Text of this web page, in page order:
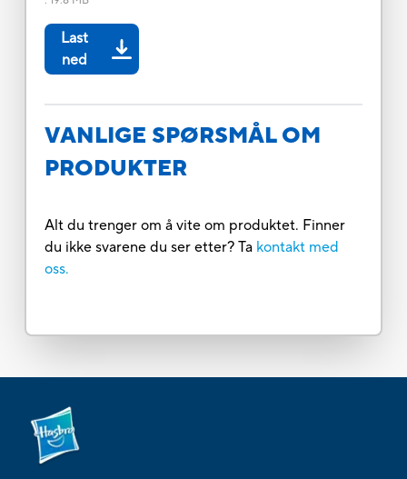
Last
ned
VANLIGE SPØRSMÅL OM
PRODUKTER
Alt du trenger om å vite om produktet. Finner
du ikke svarene du ser etter? Ta kontakt med
oss.